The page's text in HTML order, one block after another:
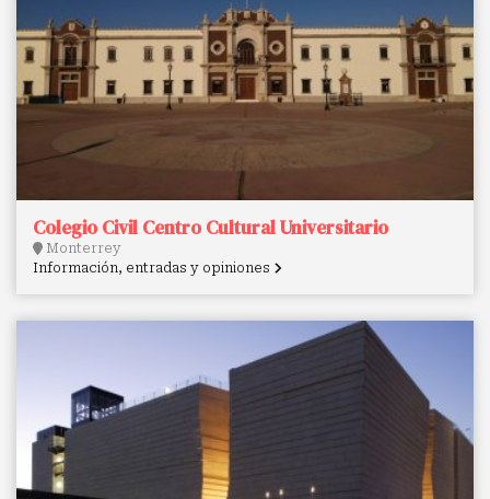
Colegio Civil Centro Cultural Universitario
Monterrey
Información, entradas y opiniones